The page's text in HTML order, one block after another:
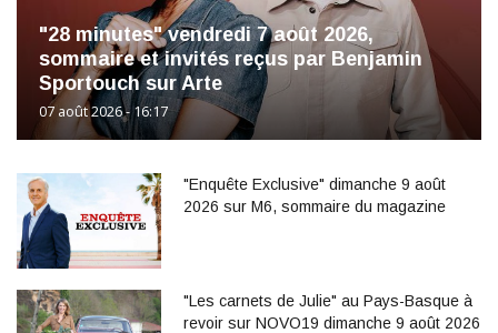
"28 minutes" vendredi 7 août 2026,
sommaire et invités reçus par Benjamin
Sportouch sur Arte
07 août 2026 - 16:17
"Enquête Exclusive" dimanche 9 août
2026 sur M6, sommaire du magazine
"Les carnets de Julie" au Pays-Basque à
revoir sur NOVO19 dimanche 9 août 2026